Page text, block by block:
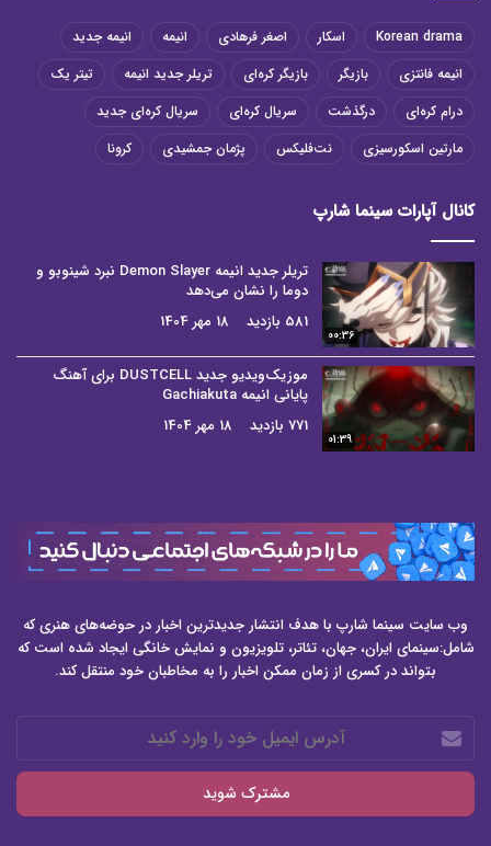
Korean drama اسکار اصغر فرهادی انیمه
انیمه جدید
انیمه فانتزی
بازیگر بازیگر کره‌ای تریلر جدید انیمه
تیتر یک
درام کره‌ای
درگذشت سریال کره‌ای
سریال کره‌ای جدید
مارتین اسکورسیزی
نت‌فلیکس پژمان جمشیدی کرونا
کانال آپارات سینما شارپ
00:36
تریلر جدید انیمه Demon Slayer نبرد شینوبو و
دوما را نشان می‌دهد
581 بازدید
18 مهر 1404
01:39
موزیک‌ویدیو جدید DUSTCELL برای آهنگ
پایانی انیمه Gachiakuta
771 بازدید
18 مهر 1404
وب سایت سینما شارپ با هدف انتشار جدیدترین اخبار در حوضه‌های هنری که
شامل:سینمای ایران، جهان، تئاتر، تلویزیون و نمایش خانگی ایجاد شده است که
بتواند در کسری از زمان ممکن اخبار را به مخاطبان خود منتقل کند.
آدرس
ایمیل
خود
وارد